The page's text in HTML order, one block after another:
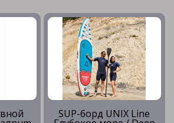
SUP-борд UNIX Line